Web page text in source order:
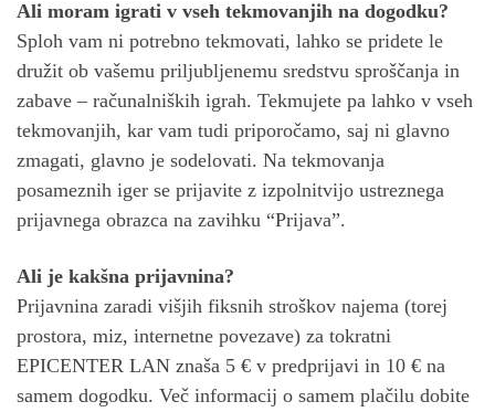
Ali moram igrati v vseh tekmovanjih na dogodku?
Sploh vam ni potrebno tekmovati, lahko se pridete le
družit ob vašemu priljubljenemu sredstvu sproščanja in
zabave – računalniških igrah. Tekmujete pa lahko v vseh
tekmovanjih, kar vam tudi priporočamo, saj ni glavno
zmagati, glavno je sodelovati. Na tekmovanja
posameznih iger se prijavite z izpolnitvijo ustreznega
prijavnega obrazca na zavihku “Prijava”.
Ali je kakšna prijavnina?
Prijavnina zaradi višjih fiksnih stroškov najema (torej
prostora, miz, internetne povezave) za tokratni
EPICENTER LAN znaša 5 € v predprijavi in 10 € na
samem dogodku. Več informacij o samem plačilu dobite